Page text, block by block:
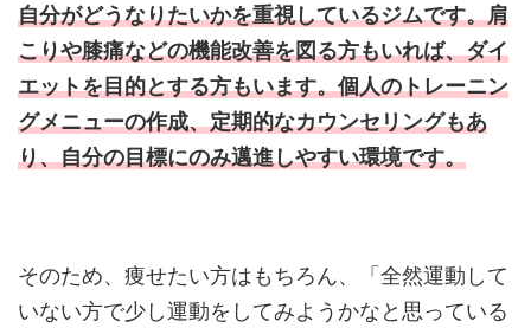
自分がどうなりたいかを重視しているジムです。肩
こりや膝痛などの機能改善を図る方もいれば、ダイ
エットを目的とする方もいます。個人のトレーニン
グメニューの作成、定期的なカウンセリングもあ
り、自分の目標にのみ邁進しやすい環境です。
そのため、痩せたい方はもちろん、「全然運動して
いない方で少し運動をしてみようかなと思っている